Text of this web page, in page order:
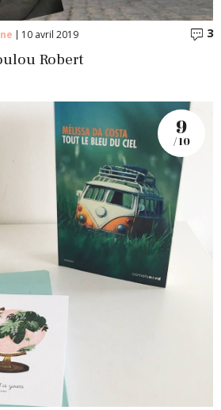
10 avril 2019 3
Robert
9
/ 10